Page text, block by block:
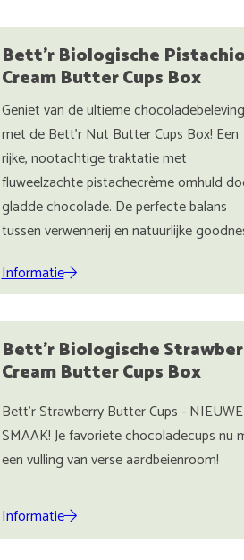
Bett'r Biologische Pistachio
Cream Butter Cups Box
Geniet van de ultieme chocoladebeleving
met de Bett’r Nut Butter Cups Box! Een
rijke, nootachtige traktatie met
fluweelzachte pistachecrème omhuld
gladde chocolade. De perfecte balans
tussen verwennerij en natuurlijke
Informatie
Bett'r Biologische
Cream Butter Cups Box
Bett'r Strawberry Butter Cups - NIEUWE
SMAAK! Je favoriete chocoladecups nu
een vulling van verse aardbeienroom!
Informatie